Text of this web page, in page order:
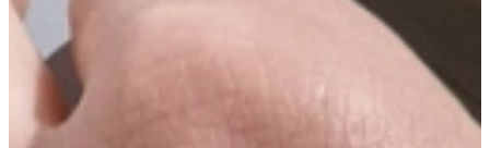
Snel een afspraak maken
Wij gebruiken deze informatie om jouw afspraak in te plannen.
Geen zorgen; Je wordt niet aangemeld voor emailmarketing.
Andere mogelijkheden